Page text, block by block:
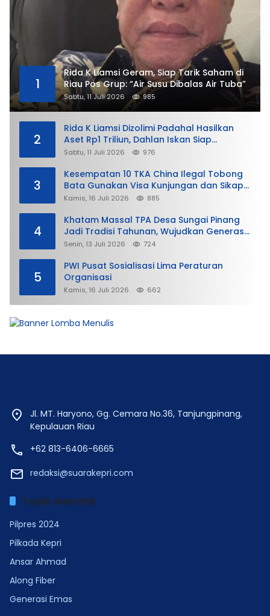
1
Rida K Liamsi Geram, Siap Tarik Saham di
Riau Pos Grup: “Air Susu Dibalas Air Tuba”
Sabtu, 11 Juli 2026 985
2
Rida K Liamsi Dizolimi Padahal Hasilkan
Aset Rp1 Triliun, Dahlan Iskan Siap
Membela
Sabtu, 11 Juli 2026 976
3
Kesempatan 10 TKA China Ilegal Tobong
Bata Gunakan Visa Kunjungan dan Sikap
Lunak Ditjen Imigrasi Kepri?
Kamis, 16 Juli 2026 885
4
Khatam Massal TPA Desa Sungai Pinang
Jadi Tradisi Tahunan, Wujudkan Generasi
Qurani
Senin, 13 Juli 2026 724
5
PWI Pusat Sosialisasi Lima Peraturan
Organisasi
Kamis, 16 Juli 2026 662
Jl. MT. Haryono, Gg. Cemara No.36, Tanjungpinang,
Kepulauan Riau
+62 813-6406-6665
redaksi@suarakepri.com
Topik Menarik
Pilpres 2024
Pilkada Kepri
Ansar Ahmad
Along Fiber
Generasi Emas